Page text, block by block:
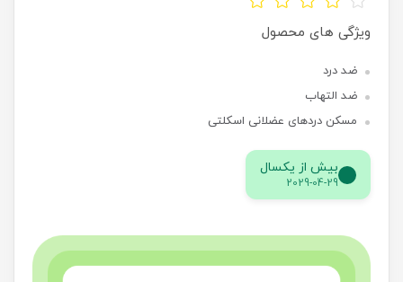
ویژگی های محصول
ضد درد
ضد التهاب
مسکن دردهای عضلانی اسکلتی
بیش از یکسال
2029-04-29